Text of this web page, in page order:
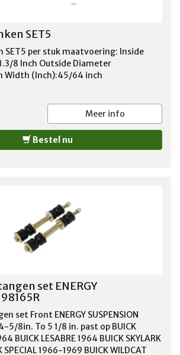
SET5
SET5 per stuk maatvoering: Inside
8 Inch Outside Diameter
Width (Inch):45/64 inch
Meer info
Bestel nu
set ENERGY
98165R
set Front ENERGY SUSPENSION
5/8in. To 5 1/8 in. past op BUICK
BUICK LESABRE 1964 BUICK SKYLARK
1966-1969 BUICK WILDCAT